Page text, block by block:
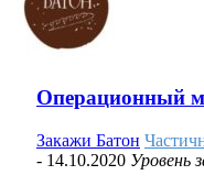
Операционный
Закажи Батон
- 14.10.2020 Уровень